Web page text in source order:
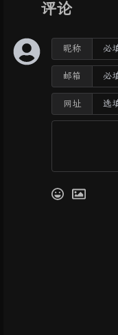
评论
昵称
邮箱
网址